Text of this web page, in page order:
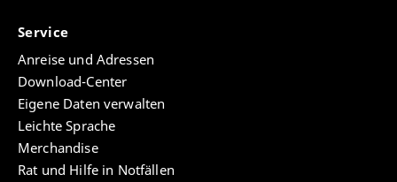
Service
Anreise und Adressen
Download-Center
Eigene Daten verwalten
Leichte Sprache
Merchandise
Rat und Hilfe in Notfällen